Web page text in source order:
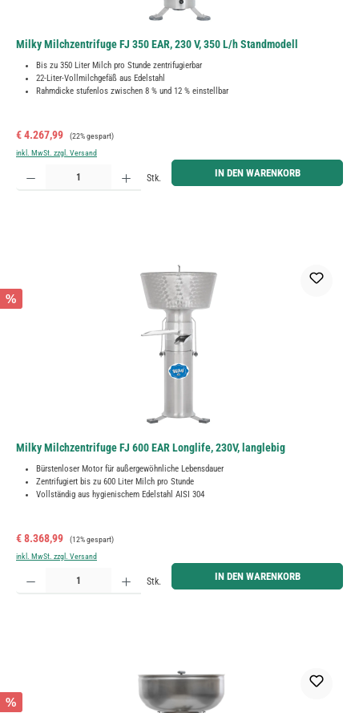
Milky Milchzentrifuge FJ 350 EAR, 230 V, 350 L/h Standmodell
Bis zu 350 Liter Milch pro Stunde zentrifugierbar
22-Liter-Vollmilchgefäß aus Edelstahl
Rahmdicke stufenlos zwischen 8 % und 12 % einstellbar
Verkaufspreis:
€ 4.267,99 Regulärer Preis:
(22% gespart)
inkl. MwSt. zzgl. Versand
Produkt Anzahl: Gib den gewünschten Wert ein oder benutze die Schaltflächen um die Anzahl zu
Stk. IN DEN WARENKORB
%
Milky Milchzentrifuge FJ 600 EAR Longlife, 230V, langlebig
Bürstenloser Motor für außergewöhnliche Lebensdauer
Zentrifugiert bis zu 600 Liter Milch pro Stunde
Vollständig aus hygienischem Edelstahl AISI 304
Verkaufspreis:
€ 8.368,99 Regulärer Preis:
(12% gespart)
inkl. MwSt. zzgl. Versand
Produkt Anzahl: Gib den gewünschten Wert ein oder benutze die Schaltflächen um die Anzahl zu
Stk. IN DEN WARENKORB
%